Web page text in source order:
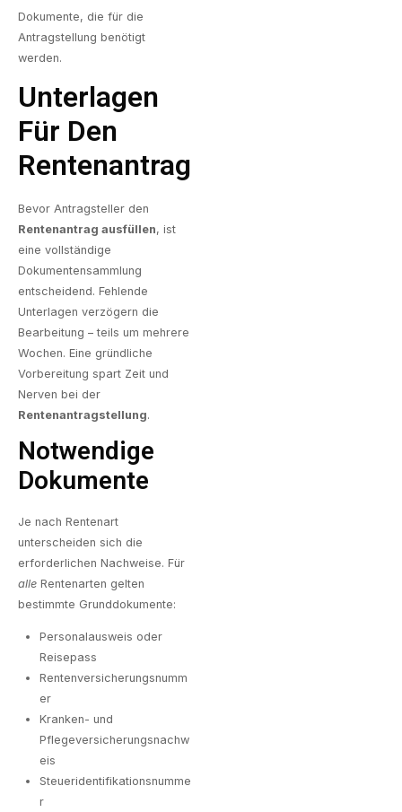
Dokumente, die für die
Antragstellung benötigt
werden.
Unterlagen
Für Den
Rentenantrag
Bevor Antragsteller den
Rentenantrag ausfüllen, ist
eine vollständige
Dokumentensammlung
entscheidend. Fehlende
Unterlagen verzögern die
Bearbeitung – teils um mehrere
Wochen. Eine gründliche
Vorbereitung spart Zeit und
Nerven bei der
Rentenantragstellung.
Notwendige
Dokumente
Je nach Rentenart
unterscheiden sich die
erforderlichen Nachweise. Für
alle Rentenarten gelten
bestimmte Grunddokumente:
Personalausweis oder
Reisepass
Rentenversicherungsnumm
er
Kranken- und
Pflegeversicherungsnachw
eis
Steueridentifikationsnumme
r